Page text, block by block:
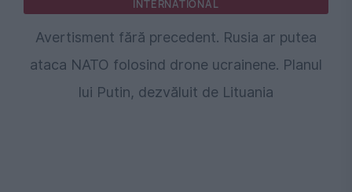
INTERNATIONAL
Avertisment fără precedent. Rusia ar putea
ataca NATO folosind drone ucrainene. Planul
lui Putin, dezvăluit de Lituania